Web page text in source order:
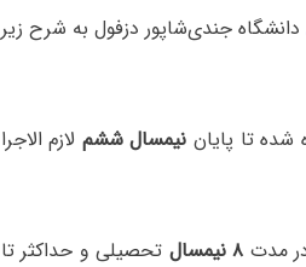
دانشگاه ‌ جندی‌شاپور دزفولبه شرح زیر
شده تا پایان نیمسال ششم لازم الاجرا
تحصیلی و حداکثر تا